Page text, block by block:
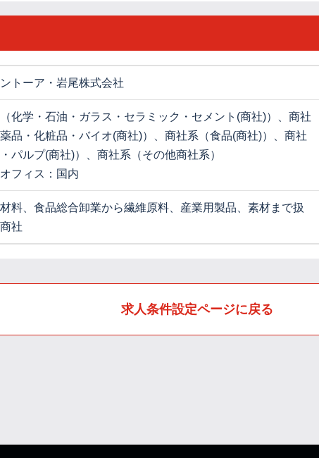
トーア・岩尾株式会社
化学・石油・ガラス・セラミック・セメント(商社)）、商社
品・化粧品・バイオ(商社)）、商社系（食品(商社)）、商社
パルプ(商社)）、商社系（その他商社系）
フィス：国内
料、食品総合卸業から繊維原料、産業用製品、素材まで扱
社
求人条件設定ページに戻る